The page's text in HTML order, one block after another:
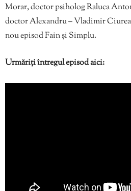
Morar, doctor psiholog Raluca
doctor Alexandru – Vladimir
nou episod Fain și Simplu.
Urmăriți întregul episod aici: